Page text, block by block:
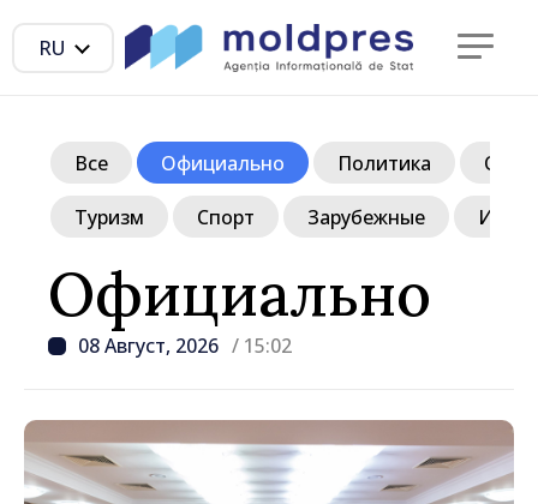
RU
Официально
08 Август, 2026 / 15:02
Все Официально Политика
Туризм Спорт Зарубежные